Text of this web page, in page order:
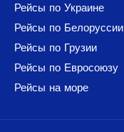
Рейсы по Украине
Рейсы по Белоруссии
Рейсы по Грузии
Рейсы по Евросоюзу
Рейсы на море